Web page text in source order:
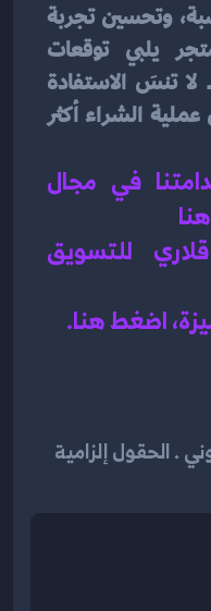
من خدمة تقسيط تابي لجعل عملية الشراء أكثر
اضغط هنا.
. الحقول إلزامية